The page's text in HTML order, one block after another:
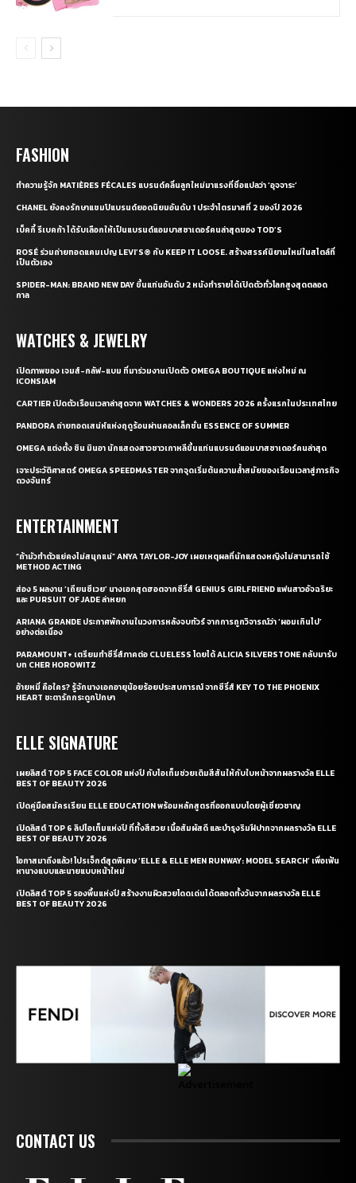
FASHION
ทำความรู้จัก MATIÈRES FÉCALES แบรนด์คลื่นลูกใหม่มาแรงที่ชื่อแปลว่า ‘อุจจาระ’
CHANEL ยังคงรักษาแชมป์แบรนด์ยอดนิยมอันดับ 1 ประจำไตรมาสที่ 2 ของปี 2026
เบ็คกี้ รีเบคก้า ได้รับเลือกให้เป็นแบรนด์แอมบาสซาเดอร์คนล่าสุดของ TOD’S
ROSÉ ร่วมถ่ายทอดแคมเปญ LEVI’S® กับ KEEP IT LOOSE. สร้างสรรค์นิยามใหม่ในสไตล์ที่
เป็นตัวเอง
SPIDER-MAN: BRAND NEW DAY ขึ้นแท่นอันดับ 2 หนังทำรายได้เปิดตัวทั่วโลกสูงสุดตลอด
กาล
WATCHES & JEWELRY
เปิดภาพของ เจมส์-กลัฟ-แบม ที่มาร่วมงานเปิดตัว OMEGA BOUTIQUE แห่งใหม่ ณ
ICONSIAM
CARTIER เปิดตัวเรือนเวลาล่าสุดจาก WATCHES & WONDERS 2026 ครั้งแรกในประเทศไทย
PANDORA ถ่ายทอดเสน่ห์แห่งฤดูร้อนผ่านคอลเล็กชั่น ESSENCE OF SUMMER
OMEGA แต่งตั้ง ชิน มินอา นักแสดงสาวชาวเกาหลีขึ้นแท่นแบรนด์แอมบาสซาเดอร์คนล่าสุด
เจาะประวัติศาสตร์ OMEGA SPEEDMASTER จากจุดเริ่มต้นความล้ำสมัยของเรือนเวลาสู่ภารกิจ
ดวงจันทร์
ENTERTAINMENT
“ถ้ามัวทำตัวแย่คงไม่สนุกแน่” ANYA TAYLOR-JOY เผยเหตุผลที่นักแสดงหญิงไม่สามารถใช้
METHOD ACTING
ส่อง 5 ผลงาน ‘เถียนซีเวย’ นางเอกสุดฮอตจากซีรี่ส์ GENIUS GIRLFRIEND แฟนสาวอัจฉริยะ
และ PURSUIT OF JADE ล่าหยก
ARIANA GRANDE ประกาศพักงานในวงการหลังจบทัวร์ จากการถูกวิจารณ์ว่า ‘ผอมเกินไป’
อย่างต่อเนื่อง
PARAMOUNT+ เตรียมทำซีรี่ส์ภาคต่อ CLUELESS โดยได้ ALICIA SILVERSTONE กลับมารับ
บท CHER HOROWITZ
อ้ายหมี่ คือใคร? รู้จักนางเอกอายุน้อยร้อยประสบการณ์ จากซีรี่ส์ KEY TO THE PHOENIX
HEART ชะตารักกระดูกปักษา
ELLE SIGNATURE
เผยลิสต์ TOP 5 FACE COLOR แห่งปี กับไอเท็มช่วยเติมสีสันให้กับใบหน้าจากผลรางวัล ELLE
BEST OF BEAUTY 2026
เปิดคู่มือสมัครเรียน ELLE EDUCATION พร้อมหลักสูตรที่ออกแบบโดยผู้เชี่ยวชาญ
เปิดลิสต์ TOP 6 ลิปไอเท็มแห่งปี ที่ทั้งสีสวย เนื้อสัมผัสดี และบำรุงริมฝีปากจากผลรางวัล ELLE
BEST OF BEAUTY 2026
โอกาสมาถึงแล้ว! โปรเจ็กต์สุดพิเศษ ‘ELLE & ELLE MEN RUNWAY: MODEL SEARCH’ เพื่อเฟ้น
หานางแบบและนายแบบหน้าใหม่
เปิดลิสต์ TOP 5 รองพื้นแห่งปี สร้างงานผิวสวยโดดเด่นได้ตลอดทั้งวันจากผลรางวัล ELLE
BEST OF BEAUTY 2026
CONTACT US